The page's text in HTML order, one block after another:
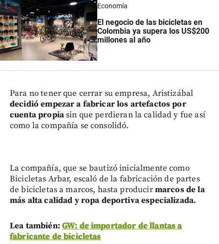
Economía
El negocio de las bicicletas en
Colombia ya supera los US$200
millones al año
Para no tener que cerrar su empresa, Aristizábal
decidió empezar a fabricar los artefactos por
cuenta propiasin que perdieran la calidad y fue así
como la compañía se consolidó.
La compañía, que se bautizó inicialmente como
Bicicletas Arbar, escaló de la fabricación de partes
de bicicletas a marcos, hasta producirmarcos de la
más alta calidad y ropa deportiva especializada.
Lea también: GW: de importador de llantas a
fabricante de bicicletas